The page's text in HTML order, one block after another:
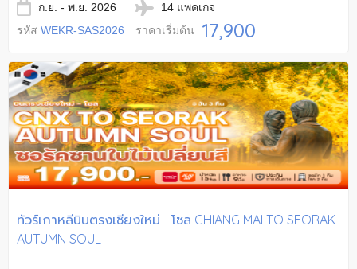
ก.ย. - พ.ย. 2026
14 แพคเกจ
รหัส WEKR-SAS2026 ราคาเริ่มต้น 17,900
ทัวร์เกาหลีบินตรงเชียงใหม่ - โซล CHIANG MAI TO SEORAK
AUTUMN SOUL